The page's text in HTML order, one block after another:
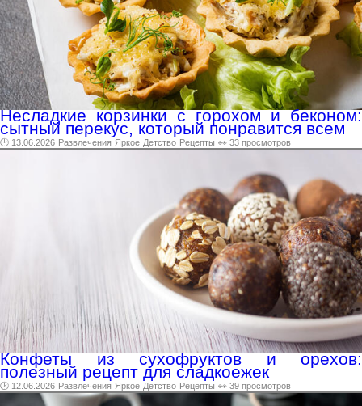
Несладкие корзинки с горохом и беконом:
сытный перекус, который понравится всем
🕑 13.06.2026 Развлечения Яркое Детство Рецепты 👀 33 просмотров
Конфеты из сухофруктов и орехов:
полезный рецепт для сладкоежек
🕑 12.06.2026 Развлечения Яркое Детство Рецепты 👀 39 просмотров